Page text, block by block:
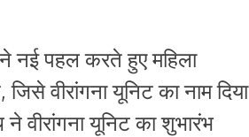
नई पहल करते हुए महिला
वीरांगना यूनिट का नाम दिया
वीरांगना यूनिट का शुभारंभ